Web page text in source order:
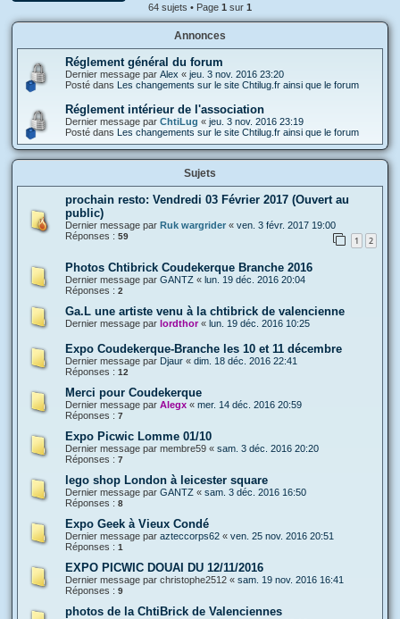
64 sujets • Page 1 sur 1
Annonces
Réglement général du forum
Dernier message par Alex « jeu. 3 nov. 2016 23:20
Posté dans Les changements sur le site Chtilug.fr ainsi que le forum
Réglement intérieur de l'association
Dernier message par ChtiLug « jeu. 3 nov. 2016 23:19
Posté dans Les changements sur le site Chtilug.fr ainsi que le forum
Sujets
prochain resto: Vendredi 03 Février 2017 (Ouvert au
public)
Dernier message par Ruk wargrider « ven. 3 févr. 2017 19:00
Réponses : 59 1 2
Photos Chtibrick Coudekerque Branche 2016
Dernier message par GANTZ « lun. 19 déc. 2016 20:04
Réponses : 2
Ga.L une artiste venu à la chtibrick de valencienne
Dernier message par lordthor« lun. 19 déc. 2016 10:25
Expo Coudekerque-Branche les 10 et 11 décembre
Dernier message par Djaur « dim. 18 déc. 2016 22:41
Réponses : 12
Merci pour Coudekerque
Dernier message par Alegx « mer. 14 déc. 2016 20:59
Réponses : 7
Expo Picwic Lomme 01/10
Dernier message par membre59 « sam. 3 déc. 2016 20:20
Réponses : 7
lego shop London à leicester square
Dernier message par GANTZ « sam. 3 déc. 2016 16:50
Réponses : 8
Expo Geek à Vieux Condé
Dernier message par azteccorps62 « ven. 25 nov. 2016 20:51
Réponses : 1
EXPO PICWIC DOUAI DU 12/11/2016
Dernier message par christophe2512 « sam. 19 nov. 2016 16:41
Réponses : 9
photos de la ChtiBrick de Valenciennes